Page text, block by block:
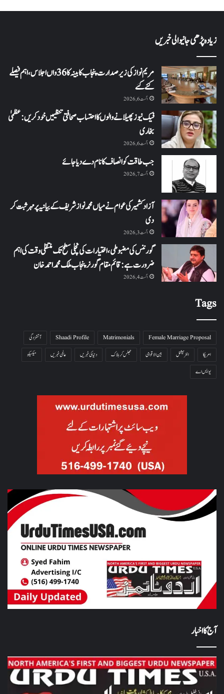
زیادہ پڑھی جانیوالی خبریں
مریم نواز کی زیر صدارت پنجاب کابینہ کا 36واں اجلاس،اہم فیصلے
کئے گئے
اگست 6, 2026
فیک نیوز پھیلانے والوں کا احتساب صحافتی تنظیمیں خود کریں: عظمیٰ
بخاری
اگست 6, 2026
جب طاقت کو انصاف کا نام دے دیا جائے
اگست 7, 2026
آزاد کشمیر کی عوام نے میاں محمد نواز شریف کے بیانیہ پر مہر ثبت کر
دی
اگست 3, 2026
گورننس کی مضبوطی، اختیارات کی نچلی سطح تک منتقلی وقت کی اہم
ضرورت ہے: قائم مقام گورنر پنجاب ملک محمد احمد خان
اگست 4, 2026
Tags
Female Marriage Proposal
Matrimonials
Shaadi Profile
آتشزدگی
امریکا
انٹرنیشنل بین الاقوامی جھلس کر ہلاک دنیا کی خبریں عالمی خبریں
میکسیکو
یو ایس اے
آج کا اخبار